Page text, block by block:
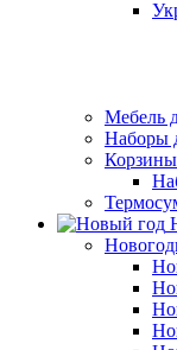
Мебель
Наборы